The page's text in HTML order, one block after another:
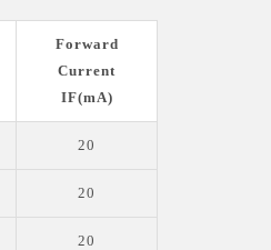
Forward
Current
IF(mA)
20
20
20